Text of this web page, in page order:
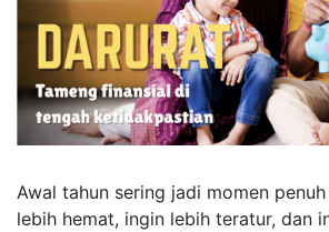
Awal tahun sering jadi momen
lebih hemat, ingin lebih teratur, dan